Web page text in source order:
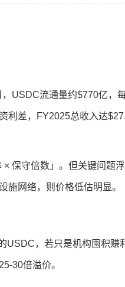
USDC流通量约$770亿，
利差，FY2025总收入达
保守倍数」。但关键问题
施网络，则价格低估明显。
USDC，若只是机构囤积赚
30倍溢价。